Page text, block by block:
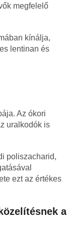
megfelelő
kínálja,
lentinan és
Az ókori
uralkodók is
poliszacharid,
ezt az értékes
a